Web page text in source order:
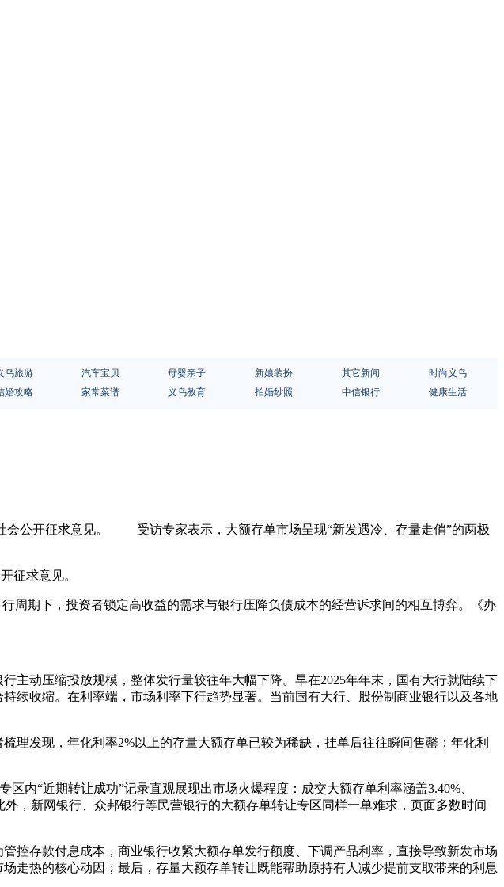
乌旅游 汽车宝贝 母婴亲子 新娘装扮 其它新闻
时尚义乌
婚攻略 家常菜谱 义乌教育 拍婚纱照 中信银行 健康生活
会公开征求意见。 受访专家表示，大额存单市场呈现“新发遇冷、存量走俏”的两极
征求意见。
期下，投资者锁定高收益的需求与银行压降负债成本的经营诉求间的相互博弈。《办
动压缩投放规模，整体发行量较往年大幅下降。早在2025年年末，国有大行就陆续下
续收缩。在利率端，市场利率下行趋势显著。当前国有大行、股份制商业银行以及各地
发现，年化利率2%以上的存量大额存单已较为稀缺，挂单后往往瞬间售罄；年化利
“近期转让成功”记录直观展现出市场火爆程度：成交大额存单利率涵盖3.40%、
，新网银行、众邦银行等民营银行的大额存单转让专区同样一单难求，页面多数时间
存款付息成本，商业银行收紧大额存单发行额度、下调产品利率，直接导致新发市场
走热的核心动因；最后，存量大额存单转让既能帮助原持有人减少提前支取带来的利息